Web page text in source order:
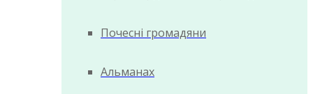
Почесні громадяни
Альманах